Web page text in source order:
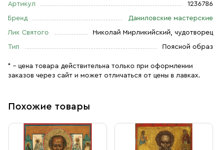
Артикул 1236786
Бренд Даниловские мастерские
Лик Святого Николай Мирликийский, чудотворец
Тип Поясной образ
* – цена товара действительна только при оформлении
заказов через сайт и может отличаться от цены в лавках.
Похожие товары